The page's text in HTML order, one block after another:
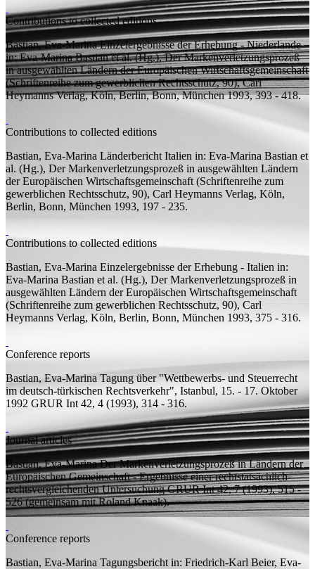
Contributions to collected editions
Bastian, Eva-Marina Einzelergebnisse der Erhebung - Niederlande
in: Eva-Marina Bastian et al. (Hg.), Der Markenverletzungsprozeß
in ausgewählten Ländern der Europäischen Wirtschaftsgemeinschaft
(Schriftenreihe zum gewerblichen Rechtsschutz, 90), Carl
Heymanns Verlag, Köln, Berlin, Bonn, München 1993, 393 - 418.
Contributions to collected editions
Bastian, Eva-Marina Länderbericht Italien in: Eva-Marina Bastian et
al. (Hg.), Der Markenverletzungsprozeß in ausgewählten Ländern
der Europäischen Wirtschaftsgemeinschaft (Schriftenreihe zum
gewerblichen Rechtsschutz, 90), Carl Heymanns Verlag, Köln,
Berlin, Bonn, München 1993, 197 - 235.
Contributions to collected editions
Bastian, Eva-Marina Einzelergebnisse der Erhebung - Italien in:
Eva-Marina Bastian et al. (Hg.), Der Markenverletzungsprozeß in
ausgewählten Ländern der Europäischen Wirtschaftsgemeinschaft
(Schriftenreihe zum gewerblichen Rechtsschutz, 90), Carl
Heymanns Verlag, Köln, Berlin, Bonn, München 1993, 375 - 316.
Conference reports
Bastian, Eva-Marina Tagung über "Wettbewerbs- und Steuerrecht
im deutsch-türkischen Rechtsverkehr", Istanbul, 15. - 17. Oktober
1992 GRUR Int 42, 4 (1993), 314 - 316.
Journal articles
Bastian, Eva-Marina Der Markenverletzungsprozeß in Ländern der
Europäischen Gemeinschaft - Ergebnisse einer rechtstatsächlich-
rechtsvergleichenden UntersuchungGRUR Int 42, 7 (1993), 515 -
526 (gemeinsam mitRoland Knaak).
Conference reports
Bastian, Eva-Marina Tagungsbericht in: Friedrich-Karl Beier, Eva-